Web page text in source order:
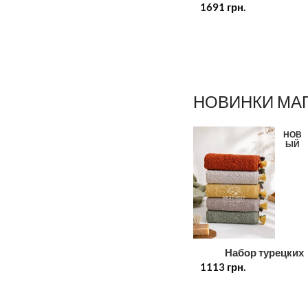
Cotton набор
1691 грн.
НОВИНКИ
НОВ
ЫЙ
Набор турецких
хлопковых
1113 грн.